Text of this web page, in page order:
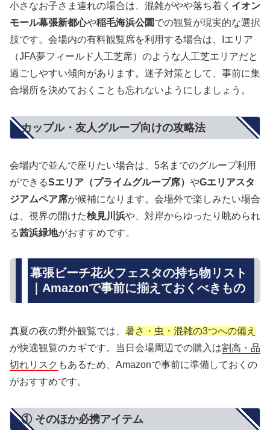
小さなお子さま連れの場合は、混雑がやや落ち着く イオン
モール幕張新都心や稲毛海浜公園での観覧が現実的な選択
肢です。会場内の有料観覧席を利用する場合は、Iエリア
（JFA夢フィールド人工芝席）のような人工芝エリアだと
過ごしやすい傾向があります。迷子対策として、事前に集
合場所を決めておくことも忘れないようにしましょう。
カップル・友人グループ向けの攻略法
会場内で並んで座りたい場合は、5名までのグループ利用
ができるSエリア（プライムグループ席） やGエリアスタ
ジアムペア席が候補になります。会場外で楽しみたい場合
は、視界の開けた検見川浜や、対岸からゆったり眺められ
る茜浜緑地がおすすめです。
幕張ビーチ花火フェスタの持ち物リスト
｜Amazonで事前に揃えておくべきもの
真夏の夜の野外観覧では、 暑さ・虫・混雑の3つへの備え
が快適観覧のカギです。当日会場周辺での購入は割高・品
切れリスク もあるため、Amazonで事前に準備しておくの
がおすすめです。
① そのほか必携アイテム